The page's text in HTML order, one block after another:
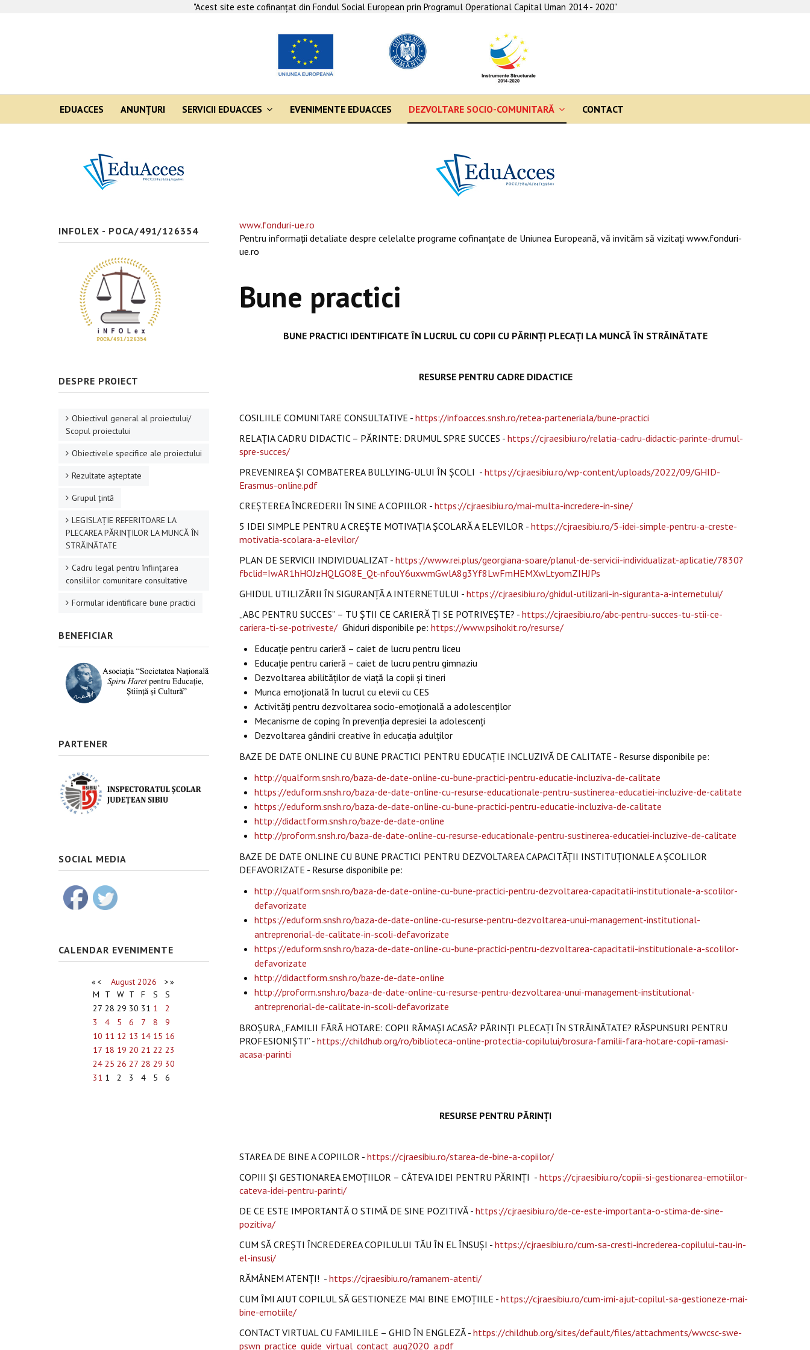
"Acest site este cofinanţat din Fondul Social European prin Programul Operational Capital Uman 2014 - 2020"
EDUACCES ANUNŢURI SERVICII EDUACCES EVENIMENTE EDUACCES DEZVOLTARE SOCIO-COMUNITARĂ CONTACT
www.fonduri-ue.ro
Pentru informaţii detaliate despre celelalte programe cofinanţate de Uniunea Europeană, vă invităm să vizitaţi www.fonduri-
ue.ro
Bune practici
BUNE PRACTICI IDENTIFICATE ÎN LUCRUL CU COPII CU PĂRINȚI PLECAȚI LA MUNCĂ ÎN STRĂINĂTATE
RESURSE PENTRU CADRE DIDACTICE
COSILIILE COMUNITARE CONSULTATIVE - https://infoacces.snsh.ro/retea-parteneriala/bune-practici
RELAȚIA CADRU DIDACTIC – PĂRINTE: DRUMUL SPRE SUCCES - https://cjraesibiu.ro/relatia-cadru-didactic-parinte-drumul-
spre-succes/
PREVENIREA ȘI COMBATEREA BULLYING-ULUI ÎN ȘCOLI - https://cjraesibiu.ro/wp-content/uploads/2022/09/GHID-
Erasmus-online.pdf
CREȘTEREA ÎNCREDERII ÎN SINE A COPIILOR - https://cjraesibiu.ro/mai-multa-incredere-in-sine/
5 IDEI SIMPLE PENTRU A CREȘTE MOTIVAȚIA ȘCOLARĂ A ELEVILOR - https://cjraesibiu.ro/5-idei-simple-pentru-a-creste-
motivatia-scolara-a-elevilor/
PLAN DE SERVICII INDIVIDUALIZAT - https://www.rei.plus/georgiana-soare/planul-de-servicii-individualizat-aplicatie/7830?
fbclid=IwAR1hHOJzHQLGO8E_Qt-nfouY6uxwmGwlA8g3Yf8LwFmHEMXwLtyomZIHJPs
GHIDUL UTILIZĂRII ÎN SIGURANŢĂ A INTERNETULUI - https://cjraesibiu.ro/ghidul-utilizarii-in-siguranta-a-internetului/
„ABC PENTRU SUCCES” – TU ȘTII CE CARIERĂ ȚI SE POTRIVEȘTE? - https://cjraesibiu.ro/abc-pentru-succes-tu-stii-ce-
cariera-ti-se-potriveste/ Ghiduri disponibile pe: https://www.psihokit.ro/resurse/
Educație pentru carieră – caiet de lucru pentru liceu
Educație pentru carieră – caiet de lucru pentru gimnaziu
Dezvoltarea abilităților de viață la copii și tineri
Munca emoțională în lucrul cu elevii cu CES
Activități pentru dezvoltarea socio-emoțională a adolescenților
Mecanisme de coping în prevenția depresiei la adolescenți
Dezvoltarea gândirii creative în educația adulților
BAZE DE DATE ONLINE CU BUNE PRACTICI PENTRU EDUCAȚIE INCLUZIVĂ DE CALITATE - Resurse disponibile pe:
http://qualform.snsh.ro/baza-de-date-online-cu-bune-practici-pentru-educatie-incluziva-de-calitate
https://eduform.snsh.ro/baza-de-date-online-cu-resurse-educationale-pentru-sustinerea-educatiei-incluzive-de-calitate
https://eduform.snsh.ro/baza-de-date-online-cu-bune-practici-pentru-educatie-incluziva-de-calitate
http://didactform.snsh.ro/baze-de-date-online
http://proform.snsh.ro/baza-de-date-online-cu-resurse-educationale-pentru-sustinerea-educatiei-incluzive-de-calitate
BAZE DE DATE ONLINE CU BUNE PRACTICI PENTRU DEZVOLTAREA CAPACITĂȚII INSTITUȚIONALE A ȘCOLILOR
DEFAVORIZATE - Resurse disponibile pe:
http://qualform.snsh.ro/baza-de-date-online-cu-bune-practici-pentru-dezvoltarea-capacitatii-institutionale-a-scolilor-
defavorizate
https://eduform.snsh.ro/baza-de-date-online-cu-resurse-pentru-dezvoltarea-unui-management-institutional-
antreprenorial-de-calitate-in-scoli-defavorizate
https://eduform.snsh.ro/baza-de-date-online-cu-bune-practici-pentru-dezvoltarea-capacitatii-institutionale-a-scolilor-
defavorizate
http://didactform.snsh.ro/baze-de-date-online
http://proform.snsh.ro/baza-de-date-online-cu-resurse-pentru-dezvoltarea-unui-management-institutional-
antreprenorial-de-calitate-in-scoli-defavorizate
BROȘURA „FAMILII FĂRĂ HOTARE: COPII RĂMAȘI ACASĂ? PĂRINȚI PLECAȚI ÎN STRĂINĂTATE? RĂSPUNSURI PENTRU
PROFESIONIȘTI” - https://childhub.org/ro/biblioteca-online-protectia-copilului/brosura-familii-fara-hotare-copii-ramasi-
acasa-parinti
RESURSE PENTRU PĂRINȚI
STAREA DE BINE A COPIILOR - https://cjraesibiu.ro/starea-de-bine-a-copiilor/
COPIII ȘI GESTIONAREA EMOȚIILOR – CÂTEVA IDEI PENTRU PĂRINȚI - https://cjraesibiu.ro/copiii-si-gestionarea-emotiilor-
cateva-idei-pentru-parinti/
DE CE ESTE IMPORTANTĂ O STIMĂ DE SINE POZITIVĂ - https://cjraesibiu.ro/de-ce-este-importanta-o-stima-de-sine-
pozitiva/
CUM SĂ CREȘTI ÎNCREDEREA COPILULUI TĂU ÎN EL ÎNSUȘI - https://cjraesibiu.ro/cum-sa-cresti-increderea-copilului-tau-in-
el-insusi/
RĂMÂNEM ATENȚI! - https://cjraesibiu.ro/ramanem-atenti/
CUM ÎMI AJUT COPILUL SĂ GESTIONEZE MAI BINE EMOȚIILE - https://cjraesibiu.ro/cum-imi-ajut-copilul-sa-gestioneze-mai-
bine-emotiile/
CONTACT VIRTUAL CU FAMILIILE – GHID ÎN ENGLEZĂ - https://childhub.org/sites/default/files/attachments/wwcsc-swe-
pswn_practice_guide_virtual_contact_aug2020_a.pdf
INFOLEX - POCA/491/126354
DESPRE PROIECT
Obiectivul general al proiectului/
Scopul proiectului
Obiectivele specifice ale proiectului
Rezultate aşteptate
Grupul ţintă
LEGISLAȚIE REFERITOARE LA
PLECAREA PĂRINȚILOR LA MUNCĂ ÎN
STRĂINĂTATE
Cadru legal pentru înființarea
consiliilor comunitare consultative
Formular identificare bune practici
BENEFICIAR
PARTENER
SOCIAL MEDIA
CALENDAR EVENIMENTE
« < August 2026 >»
M
T W T F S
S
27 28 29 30 31 1
2
3
4 5 6 7 8
9
10 11 12 13 14 15 16
17 18 19 20 21 22 23
24 25 26 27 28 29 30
31 1 2 3 4 5 6